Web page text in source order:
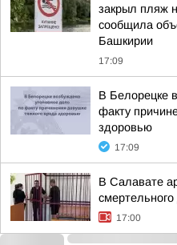
закрыл пляж
сообщила
Башкирии
17:09
В Белорецке
факту
здоровью
17:09
В Салавате
17:00